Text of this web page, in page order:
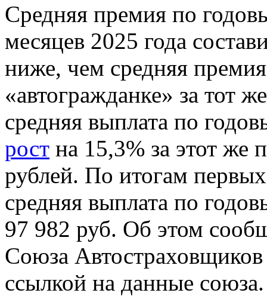
Средняя премия по
месяцев 2025 года
ниже, чем средняя
«автогражданке» за тот
средняя выплата по
рост на 15,3% за этот же
рублей. По итогам
средняя выплата по
97 982 руб. Об этом
Союза
ссылкой на данные союза.